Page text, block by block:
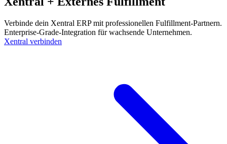
Verbinde dein Xentral ERP mit professionellen Fulfillment-Partnern.
Enterprise-Grade-Integration für wachsende Unternehmen.
Xentral verbinden